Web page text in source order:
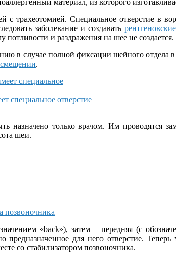
материал, из которого
с трахеотомией. Специальное отверстие в
заболевание и создавать
потливости и раздражения на шее не
в случае полной фиксации шейного отдела
смещении.
специальное отверстие
назначено только врачом. Им проводятся
шеи.
позвоночника
«back»), затем – передняя (с
предназначенное для него отверстие.
со стабилизатором позвоночника.